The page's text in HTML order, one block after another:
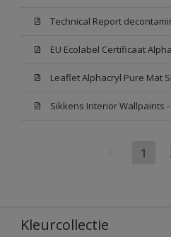
EU Ecolabel Certificaat
Leaflet Alphacryl Pure Mat
1
Kleurcollectie